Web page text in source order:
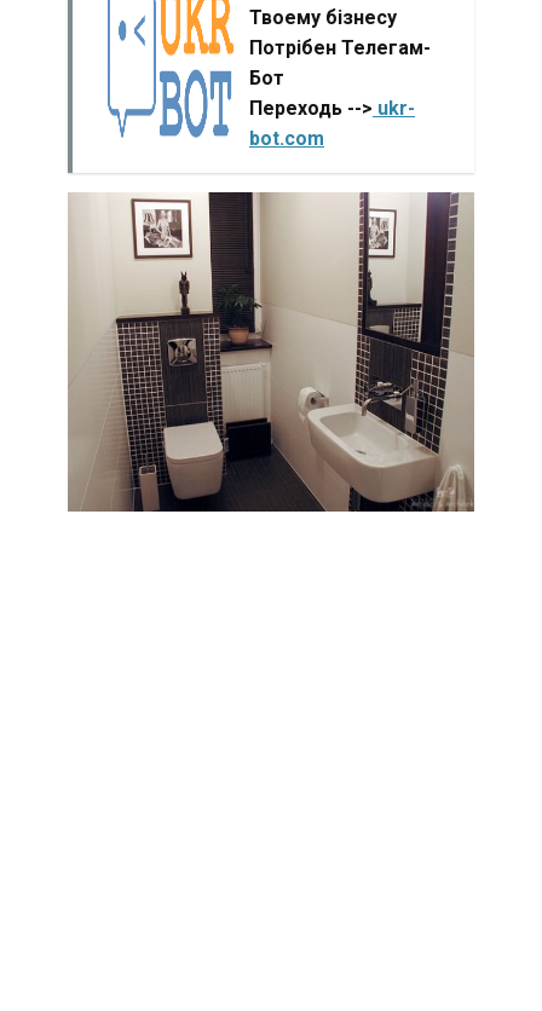
Твоему бізнесу
Потрібен Телегам-
Бот
Переходь --> ukr-
bot.com